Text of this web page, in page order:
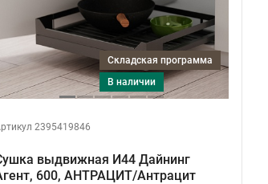
Складская программа
в наличии
2395419846
выдвижная И44 Дайнинг
600, АНТРАЦИТ/Антрацит